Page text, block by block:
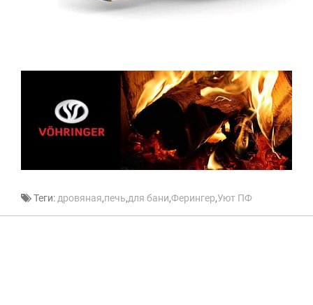
Теги: дровяная,печь,для бани,Ферингер,Уют ПФ